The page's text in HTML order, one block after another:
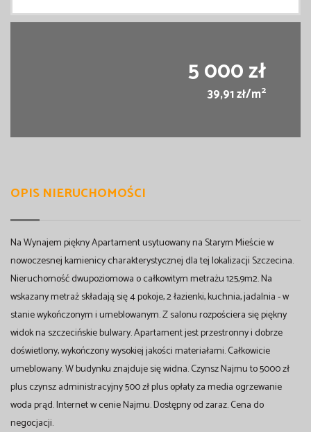
5 000 zł
39,91 zł/m2
OPIS NIERUCHOMOŚCI
Na Wynajem piękny Apartament usytuowany na Starym Mieście w
nowoczesnej kamienicy charakterystycznej dla tej lokalizacji Szczecina.
Nieruchomość dwupoziomowa o całkowitym metrażu 125,9m2. Na
wskazany metraż składają się 4 pokoje, 2 łazienki, kuchnia, jadalnia - w
stanie wykończonym i umeblowanym. Z salonu rozpościera się piękny
widok na szczecińskie bulwary. Apartament jest przestronny i dobrze
doświetlony, wykończony wysokiej jakości materiałami. Całkowicie
umeblowany. W budynku znajduje się widna. Czynsz Najmu to 5000 zł
plus czynsz administracyjny 500 zł plus opłaty za media ogrzewanie
woda prąd. Internet w cenie Najmu. Dostępny od zaraz. Cena do
negocjacji.